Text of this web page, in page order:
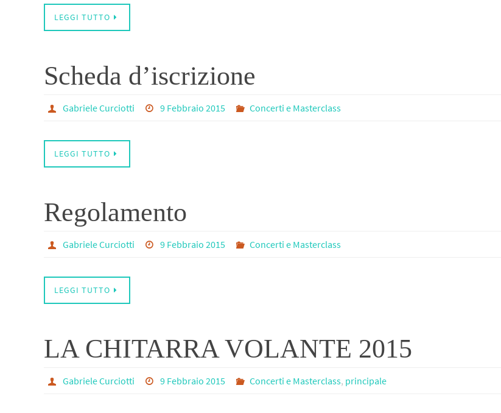
LEGGI TUTTO
Scheda d’iscrizione
Gabriele Curciotti 9 Febbraio 2015 Concerti e Masterclass
LEGGI TUTTO
Regolamento
Gabriele Curciotti 9 Febbraio 2015 Concerti e Masterclass
LEGGI TUTTO
LA CHITARRA VOLANTE 2015
Gabriele Curciotti 9 Febbraio 2015 Concerti e Masterclass, principale